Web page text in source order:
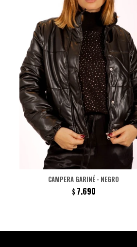
CAMPERA GARINÉ - NEGRO
$ 7.690